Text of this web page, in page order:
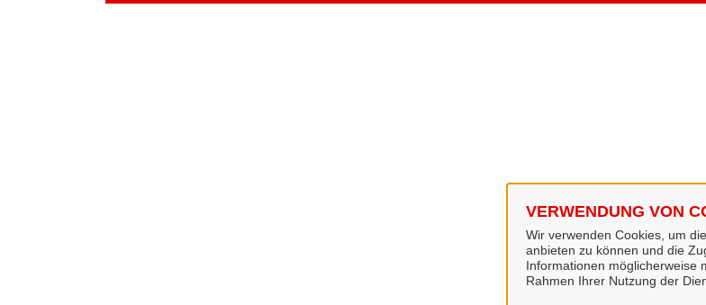
VERWENDUNG VON
Wir verwenden Cookies, um
anbieten zu können und die
Informationen möglicherweise
Rahmen Ihrer Nutzung der